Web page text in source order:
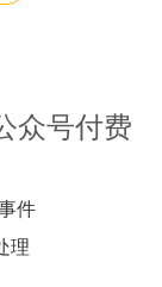
众号付费
件
理